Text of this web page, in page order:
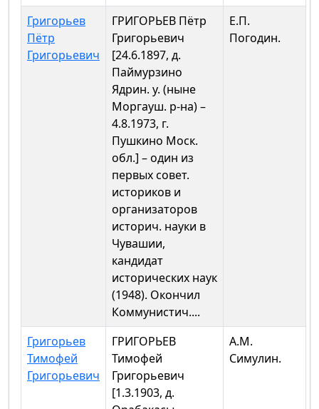
Григорьев
Пётр
Григорьевич
ГРИГОРЬЕВ Пётр
Григорьевич
[24.6.1897, д.
Паймурзино
Ядрин. у. (ныне
Моргауш. р-на) –
4.8.1973, г.
Пушкино Моск.
обл.] – один из
первых совет.
историков и
организаторов
историч. науки в
Чувашии,
кандидат
исторических наук
(1948). Окончил
Коммунистич....
Е.П.
Погодин.
Григорьев
Тимофей
Григорьевич
ГРИГОРЬЕВ
Тимофей
Григорьевич
[1.3.1903, д.
А.М.
Симулин.